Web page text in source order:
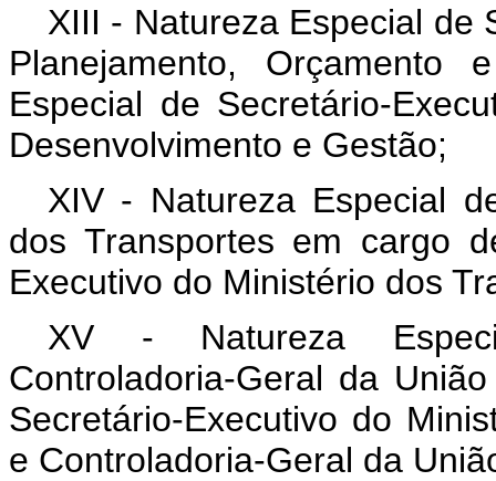
XIII - Natureza Especial de
Planejamento,
Especial de Secretário-
Desenvolvimento e Gestão;
XIV - Natureza Especial
dos Transportes em cargo
Executivo do Ministério dos
XV - Natureza
Controladoria-Geral da
Secretário-Executivo do
e Controladoria-Geral da